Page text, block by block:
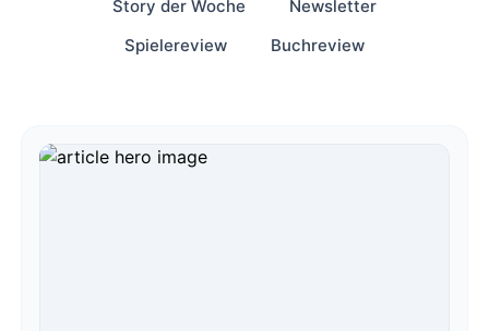
Story der Woche
Newsletter
Spielereview
Buchreview